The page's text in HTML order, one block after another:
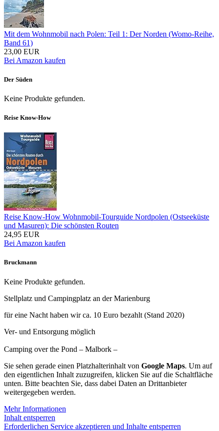
Mit dem Wohnmobil nach Polen: Teil 1: Der Norden (Womo-Reihe,
Band 61)
23,00 EUR
Bei Amazon kaufen
Der Süden
Keine Produkte gefunden.
Reise Know-How
Reise Know-How Wohnmobil-Tourguide Nordpolen (Ostseeküste
und Masuren): Die schönsten Routen
24,95 EUR
Bei Amazon kaufen
Bruckmann
Keine Produkte gefunden.
Stellplatz und Campingplatz an der Marienburg
für eine Nacht haben wir ca. 10 Euro bezahlt (Stand 2020)
Ver- und Entsorgung möglich
Camping over the Pond – Malbork –
Sie sehen gerade einen Platzhalterinhalt von Google Maps. Um auf
den eigentlichen Inhalt zuzugreifen, klicken Sie auf die Schaltfläche
unten. Bitte beachten Sie, dass dabei Daten an Drittanbieter
weitergegeben werden.
Mehr Informationen
Inhalt entsperren
Erforderlichen Service akzeptieren und Inhalte entsperren